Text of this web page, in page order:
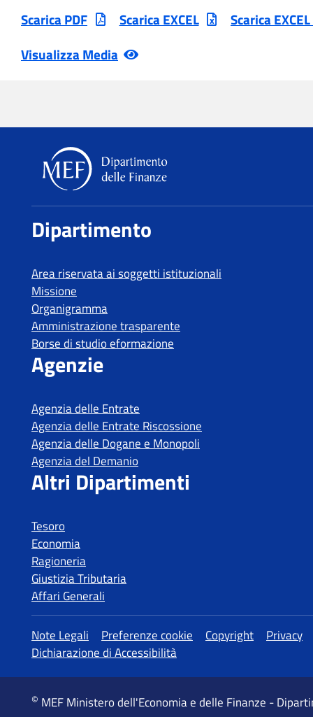
Tesoro
Economia
Ragioneria
Giustizia Tributaria
Affari Generali
MEF Ministero dell'Economia e delle Finanze -